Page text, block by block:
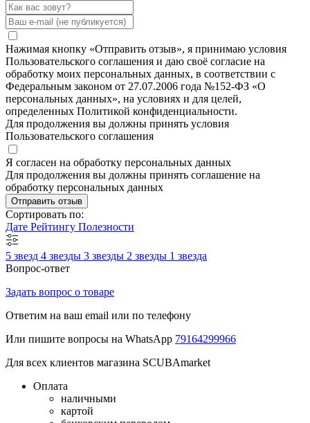
Нажимая кнопку «Отправить отзыв», я принимаю условия
Пользовательского соглашения и даю своё согласие на
обработку моих персональных данных, в соответствии с
Федеральным законом от 27.07.2006 года №152-ФЗ «О
персональных данных», на условиях и для целей,
определенных Политикой конфиденциальности.
Для продолжения вы должны принять условия
Пользовательского соглашения
Я согласен на обработку персональных данных
Для продолжения вы должны принять соглашение на
обработку персональных данных
Отправить отзыв
Сортировать по:
Дате Рейтингу Полезности
5 звезд 4 звезды 3 звезды 2 звезды 1 звезда
Вопрос-ответ
Задать вопрос о товаре
Ответим на ваш email или по телефону
Или пишите вопросы на WhatsApp 79164299966
Для всех клиентов магазина SCUBAmarket
Оплата
наличными
картой